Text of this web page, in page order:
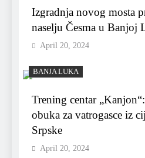
Izgradnja novog mosta
naselju Česma u Banjoj
April 20, 2024
BANJA LUKA
Trening centar
obuka za vatrogasce iz
Srpske
April 20, 2024